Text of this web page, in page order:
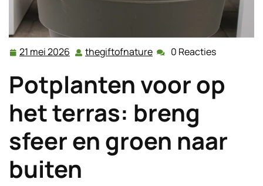
21 mei 2026 21
2026
thegiftofnature thegiftofnature
0 Reacties
Potplanten voor op
het terras: breng
sfeer en groen naar
buiten